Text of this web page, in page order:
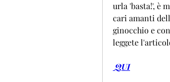
urla 'basta!', è
cari amanti
ginocchio e
leggete
QUI